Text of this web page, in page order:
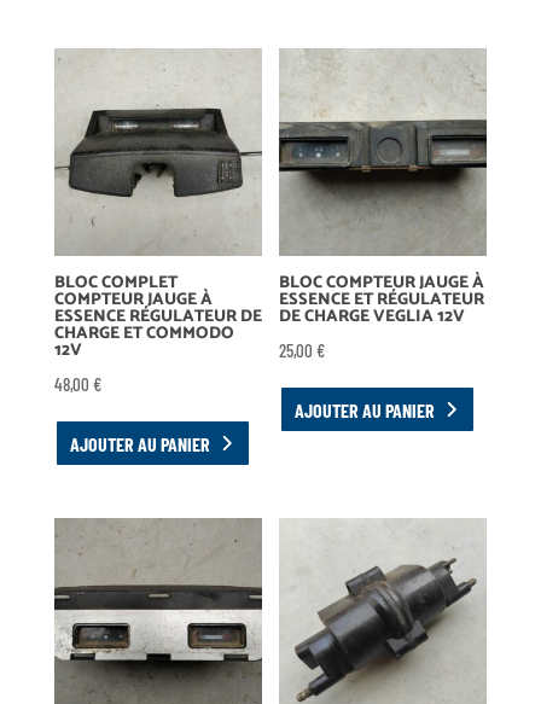
BLOC COMPLET
COMPTEUR JAUGE À
ESSENCE RÉGULATEUR DE
CHARGE ET COMMODO
12V
48,00 €
AJOUTER AU PANIER
BLOC COMPTEUR JAUGE À
ESSENCE ET RÉGULATEUR
DE CHARGE VEGLIA 12V
25,00€
AJOUTER AU PANIER